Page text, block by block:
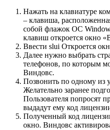
Нажать на клавиатуре
– клавиша,
собой флажок ОС
клавиш откроется окно
Ввести slui Откроется
Далее нужно выбрать
телефонов, по которым
Виндовс.
Позвонить по одному из
Желательно заранее
Пользователя попросят
выдадут ему код
Полученный код
окно. Виндовс